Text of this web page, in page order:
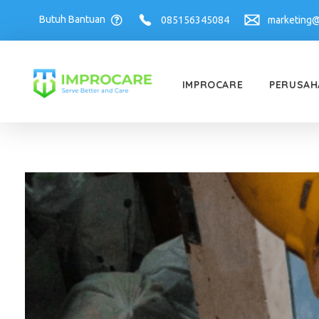
Butuh Bantuan 085156345084
IMPROCARE